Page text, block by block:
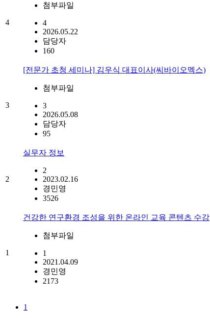
4
첨부파일
4
2026.05.22
담당자
160
3
[전문가 초청 세미나] 김우식 대표이사(씨바이오멕스)
첨부파일
3
2026.05.08
담당자
95
2
실무자 정보
2
2023.02.16
경민영
3526
1
건강한 연구환경 조성을 위한 온라인 교육 콘텐츠 수강
첨부파일
1
2021.04.09
경민영
2173
1